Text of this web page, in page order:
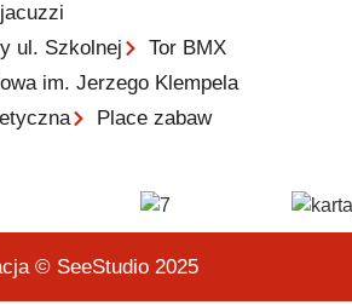
ul. Szkolnej
Tor BMX
im. Jerzego Klempela
Place zabaw
© SeeStudio 2025